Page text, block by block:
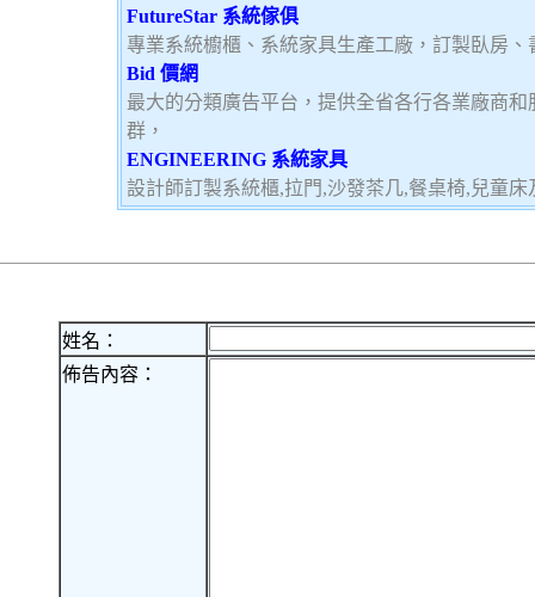
FutureStar 系統傢俱
專業系統櫥櫃、系統家具生產工廠，訂製臥房、
Bid 價網
最大的分類廣告平台，提供全省各行各業廠商
群，
ENGINEERING 系統家具
設計師訂製系統櫃,拉門,沙發茶几,餐桌椅,兒童
姓名：
佈告內容：